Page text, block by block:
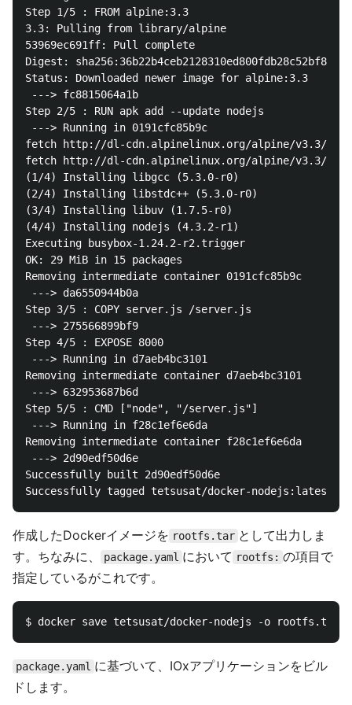
Step 1/5 : FROM alpine:3.3
3.3: Pulling from library/alpine
53969ec691ff: Pull complete
Digest:
Status: Downloaded newer image for alpine:3.3
---> fc8815064a1b
Step 2/5 : RUN apk add --update nodejs
---> Running in 0191cfc85b9c
fetch http://dl-cdn.alpinelinux.org/alpine/v3.3/main/
fetch http://dl-cdn.alpinelinux.org/alpine/v3.3/
(1/4) Installing libgcc (5.3.0-r0)
(2/4) Installing libstdc++ (5.3.0-r0)
(3/4) Installing libuv (1.7.5-r0)
(4/4) Installing nodejs (4.3.2-r1)
Executing busybox-1.24.2-r2.trigger
OK: 29 MiB in 15 packages
Removing intermediate container 0191cfc85b9c
---> da6550944b0a
Step 3/5 : COPY server.js /server.js
---> 275566899bf9
Step 4/5 : EXPOSE 8000
---> Running in d7aeb4bc3101
Removing intermediate container d7aeb4bc3101
---> 632953687b6d
Step 5/5 : CMD ["node", "/server.js"]
---> Running in f28c1ef6e6da
Removing intermediate container f28c1ef6e6da
---> 2d90edf50d6e
Successfully built 2d90edf50d6e
作成したDockerイメージを rootfs.tar として出力しま
す。ちなみに、
package.yaml において rootfs: の項目で
指定しているがこれです。
package.yaml に基づいて、IOxアプリケーションをビル
ドします。